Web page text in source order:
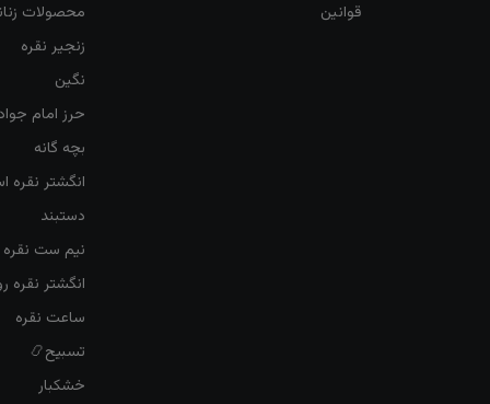
قوانین
محصولات
زنجیر نقره
نگین
حرز امام
بچه گانه
انگشتر نقره
دستبند
نیم ست نقره
انگشتر نقره
ساعت نقره
تسبیح📿
خشکبار